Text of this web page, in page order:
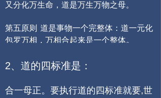
2、道的四标准是：
合一母正。要执行道的四标准就要,世
又分化万生命，道是万生万物之母。
第五原则 道是事物一个完整体：道一元化
包罗万相，万相合起来是一个整体。